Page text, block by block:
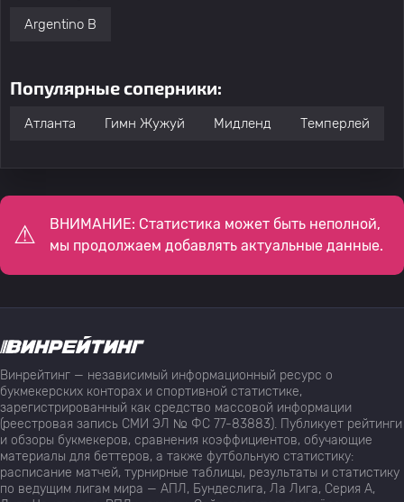
Argentino B
Популярные соперники:
Атланта Гимн Жужуй Мидленд Темперлей
ВНИМАНИЕ: Статистика может быть неполной,
мы продолжаем добавлять актуальные данные.
Винрейтинг — независимый информационный ресурс о
букмекерских конторах и спортивной статистике,
зарегистрированный как средство массовой информации
(реестровая запись СМИ ЭЛ № ФС 77-83883). Публикует рейтинги
и обзоры букмекеров, сравнения коэффициентов, обучающие
материалы для беттеров, а также футбольную статистику:
расписание матчей, турнирные таблицы, результаты и статистику
по ведущим лигам мира — АПЛ, Бундеслига, Ла Лига, Серия А,